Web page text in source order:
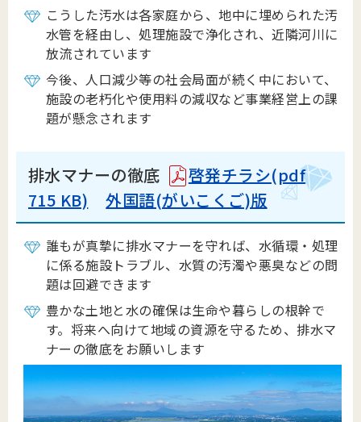
こうした汚水は各家庭から、地中に埋められた汚
水管を経由し、処理施設で浄化され、近隣河川に
放流されています
今後、人口減少等の社会局面が続く中において、
施設の老朽化や使用料の減収など事業経営上の課
題が懸念されます
排水マナーの徹底
啓発チラシ(pdf
715 KB)
外国語(がいこくご)版
誰もが真摯に排水マナーを守れば、水循環・処理
に係る施設トラブル、水質の汚濁や悪臭などの問
題は回避できます
豊かな土地と水の確保は生命や暮らしの根幹で
す。 将来へ向けて地域の資源を守るため、排水マ
ナーの徹底をお願いします